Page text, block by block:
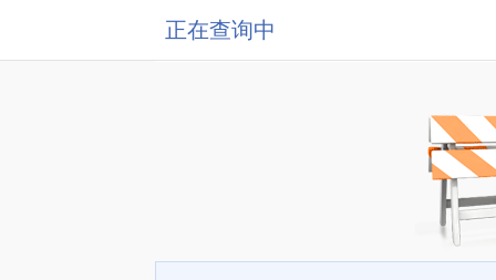
正在查询中